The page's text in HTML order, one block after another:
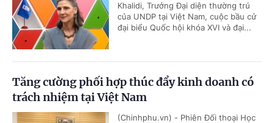
Khalidi, Trưởng Đại diện thường trú
của UNDP tại Việt Nam, cuộc bầu cử
đại biểu Quốc hội khóa XVI và đại...
Tăng cường phối hợp thúc đẩy kinh doanh có
trách nhiệm tại Việt Nam
(Chinhphu.vn) - Phiên Đối thoại Học